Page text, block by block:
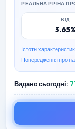
РЕАЛЬНА РІЧНА
ВІД
3.65%
Істотні
Попередження про
Видано сьогодні: